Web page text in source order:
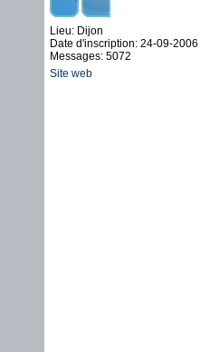
Lieu: Dijon
Date d'inscription: 24-09-2006
Messages: 5072
Site web